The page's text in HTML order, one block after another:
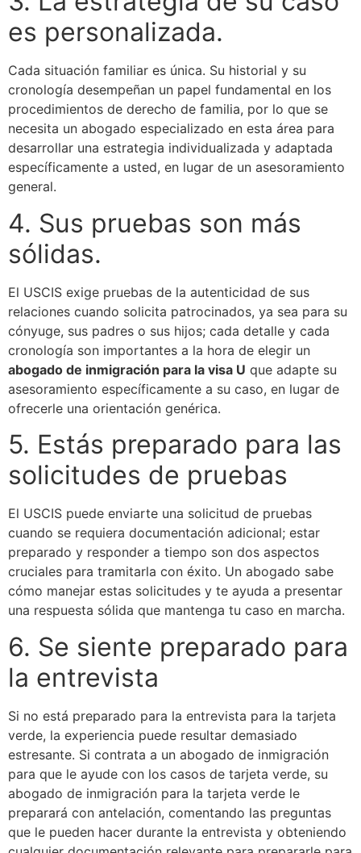
es personalizada.
Cada situación familiar es única. Su historial y su
cronología desempeñan un papel fundamental en los
procedimientos de derecho de familia, por lo que se
necesita un abogado especializado en esta área para
desarrollar una estrategia individualizada y adaptada
específicamente a usted, en lugar de un asesoramiento
general.
4. Sus pruebas son más
sólidas.
El USCIS exige pruebas de la autenticidad de sus
relaciones cuando solicita patrocinados, ya sea para su
cónyuge, sus padres o sus hijos; cada detalle y cada
cronología son importantes a la hora de elegir un
abogado de inmigración para la visa U que adapte su
asesoramiento específicamente a su caso, en lugar de
ofrecerle una orientación genérica.
5. Estás preparado para las
solicitudes de pruebas
El USCIS puede enviarte una solicitud de pruebas
cuando se requiera documentación adicional; estar
preparado y responder a tiempo son dos aspectos
cruciales para tramitarla con éxito. Un abogado sabe
cómo manejar estas solicitudes y te ayuda a presentar
una respuesta sólida que mantenga tu caso en marcha.
6. Se siente preparado para
la entrevista
Si no está preparado para la entrevista para la tarjeta
verde, la experiencia puede resultar demasiado
estresante. Si contrata a un abogado de inmigración
para que le ayude con los casos de tarjeta verde, su
abogado de inmigración para la tarjeta verde le
preparará con antelación, comentando las preguntas
que le pueden hacer durante la entrevista y obteniendo